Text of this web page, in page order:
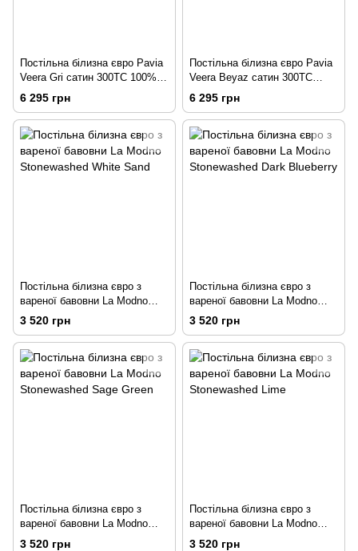
Постільна білизна євро Pavia
Veera Gri сатин 300TC 100%
бавовна сірий
6 295 грн
Постільна білизна євро Pavia
Veera Beyaz сатин 300TC
100% бавовна білий
6 295 грн
Постільна білизна євро з
вареної бавовни La Modno
Stonewashed White Sand
3 520 грн
Постільна білизна євро з
вареної бавовни La Modno
Stonewashed Dark Blueberry
3 520 грн
Постільна білизна євро з
вареної бавовни La Modno
Stonewashed Sage Green
3 520 грн
Постільна білизна євро з
вареної бавовни La Modno
Stonewashed Lime
3 520 грн